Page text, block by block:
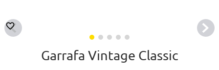
Garrafa Vintage Classic